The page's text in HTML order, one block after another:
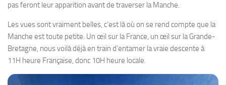
pas feront leur apparition avant de traverser la Manche.
Les vues sont vraiment belles, c’est là où on se rend compte que la
Manche est toute petite. Un œil sur la France, un œil sur la Grande-
Bretagne, nous voilà déjà en train d’entamer la vraie descente à
11H heure Française, donc 10H heure locale.